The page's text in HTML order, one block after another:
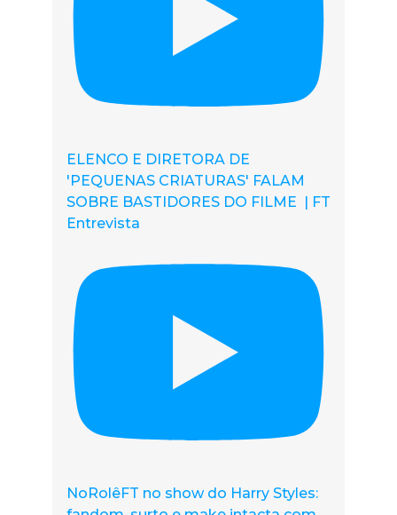
ELENCO E DIRETORA DE
'PEQUENAS CRIATURAS' FALAM
SOBRE BASTIDORES DO FILME | FT
Entrevista
NoRolêFT no show do Harry Styles: